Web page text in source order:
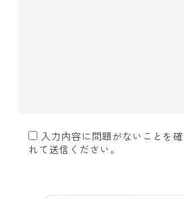
入力内容に問題がないことを
れて送信ください。